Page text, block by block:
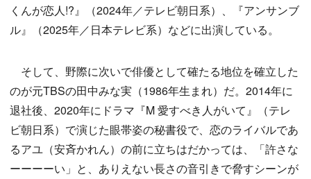
くんが恋人!?』（2024年／テレビ朝日系）、『アンサンブ
ル』（2025年／日本テレビ系）などに出演している。
そして、野際に次いで俳優として確たる地位を確立した
のが元TBSの田中みな実（1986年生まれ）だ。2014年に
退社後、2020年にドラマ『M 愛すべき人がいて』（テレ
ビ朝日系）で演じた眼帯姿の秘書役で、恋のライバルであ
るアユ（安斉かれん）の前に立ちはだかっては、「許さな
ーーーーい」と、ありえない長さの音引きで脅すシーンが